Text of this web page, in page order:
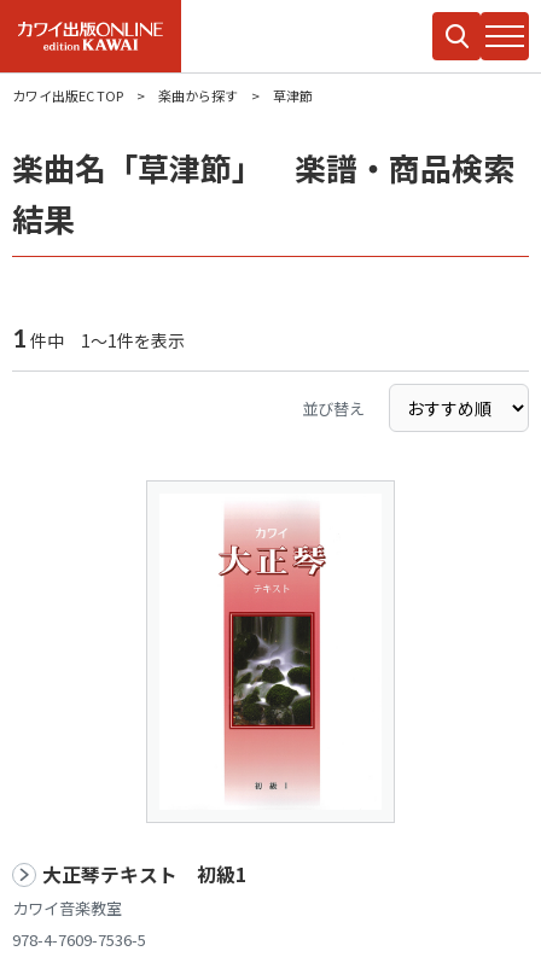
カワイ出版EC TOP 楽曲から探す 草津節
楽曲名「草津節」 楽譜・商品検索
結果
1 件中 1～1件を表示
並び替え
大正琴テキスト 初級1
カワイ音楽教室
978-4-7609-7536-5